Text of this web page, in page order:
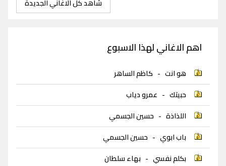
شاهد كل الاغاني الجديدة
اهم الاغاني لهذا الاسبوع
هو انت - كاظم الساهر
حبيتك - عمرو دياب
اللذاذة - حسين الجسمي
باب ابوي - حسين الجسمي
بكلم نفسي - بهاء سلطان